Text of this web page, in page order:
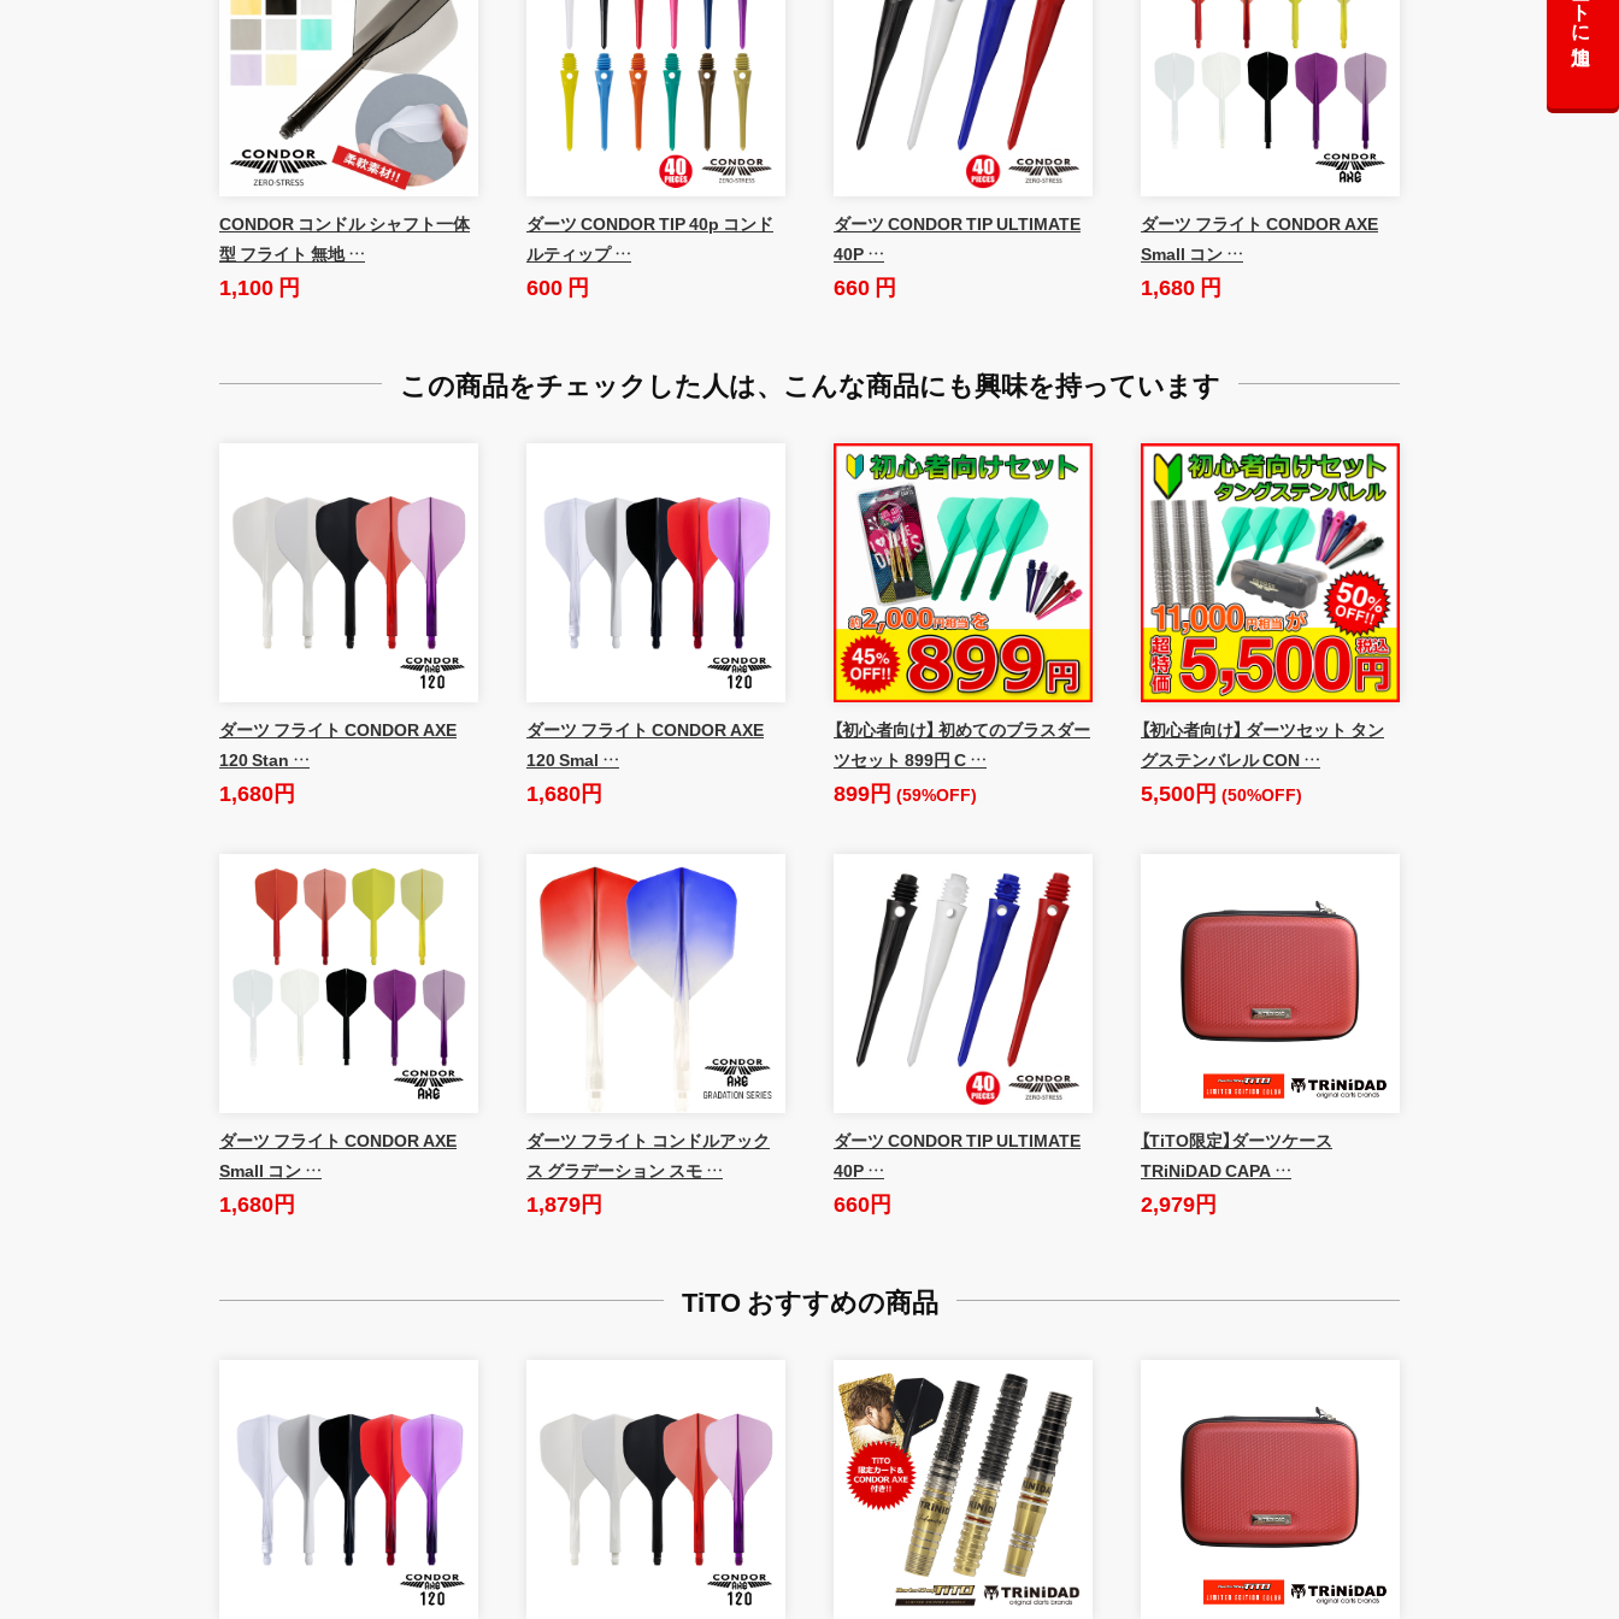
CONDOR コンドル シャフト一体
型 フライト 無地 …
1,100 円
ダーツ CONDOR TIP 40p コンド
ルティップ …
600 円
ダーツ CONDOR TIP ULTIMATE
40P …
660 円
ダーツ フライト CONDOR AXE
Small コン …
1,680 円
この商品をチェックした人は、 こんな商品にも興味を持っています
ダーツ フライト CONDOR AXE
120 Stan …
1,680円
ダーツ フライト CONDOR AXE
120 Smal …
1,680円
【初心者向け】 初めてのブラスダー
ツセット 899円 C …
899円 (59%OFF)
【初心者向け】 ダーツセット タン
グステンバレル CON …
5,500円 (50%OFF)
ダーツ フライト CONDOR AXE
Small コン …
1,680円
ダーツ フライト コンドルアック
ス グラデーション スモ …
1,879円
ダーツ CONDOR TIP ULTIMATE
40P …
660円
【TiTO限定】ダーツケース
TRiNiDAD CAPA …
2,979円
TiTO おすすめの商品